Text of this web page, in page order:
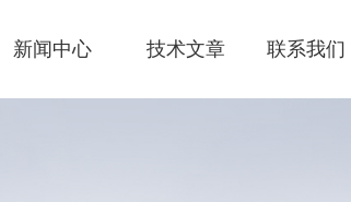
新闻中心 技术文章 联系我们